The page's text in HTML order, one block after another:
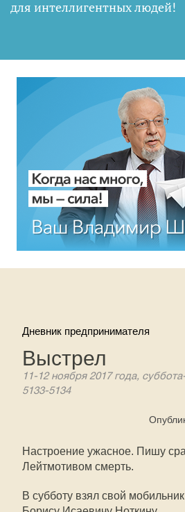
для интеллигентных людей!
Дневник предпринимателя
Выстрел
11-12 ноября 2017 года,
5133-5134
Настроение ужасное. Пишу
Лейтмотивом смерть.
В субботу взял свой